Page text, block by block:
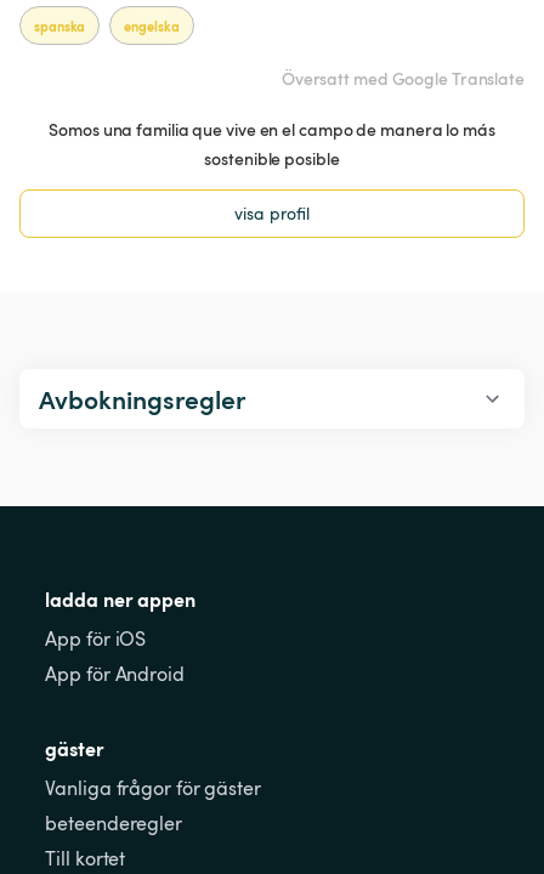
spanska engelska
Översatt med Google Translate
Somos una familia que vive en el campo de manera lo más
sostenible posible
visa profil
Avbokningsregler
ladda ner appen
App för iOS
App för Android
gäster
Vanliga frågor för gäster
beteenderegler
Till kortet